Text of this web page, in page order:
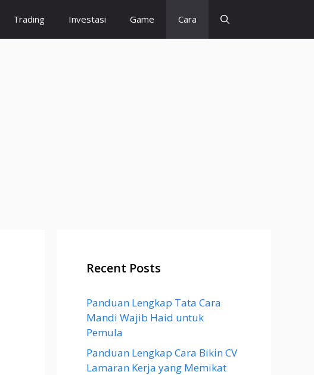
Trading Investasi Game Cara
Recent Posts
Panduan Lengkap Tata Cara
Mandi Wajib Haid untuk
Pemula
Panduan Lengkap Cara Bikin CV
Lamaran Kerja yang Memikat